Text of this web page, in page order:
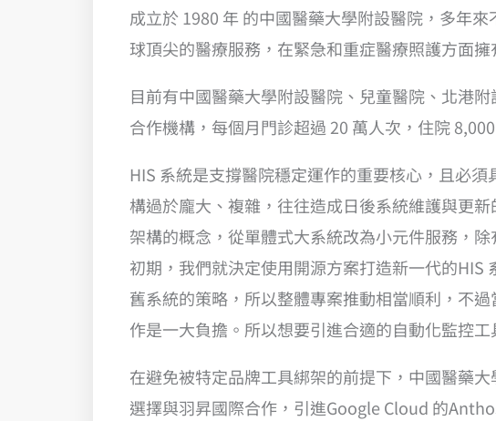
成立於 1980 年 的中國醫藥大學附設醫院，多年
球頂尖的醫療服務，在緊急和重症醫療照護方面擁
目前有中國醫藥大學附設醫院、兒童醫院、北港
合作機構，每個月門診超過 20 萬人次，住院
HIS 系統是支撐醫院穩定運作的重要核心，且必
構過於龐大、複雜，往往造成日後系統維護與更
架構的概念，從單體式大系統改為小元件服務，
初期，我們就決定使用開源方案打造新一代的
舊系統的策略，所以整體專案推動相當順利，不
作是一大負擔。所以想要引進合適的自動化監控
在避免被特定品牌工具綁架的前提下，中國醫藥
選擇與羽昇國際合作，引進Google Cloud 的